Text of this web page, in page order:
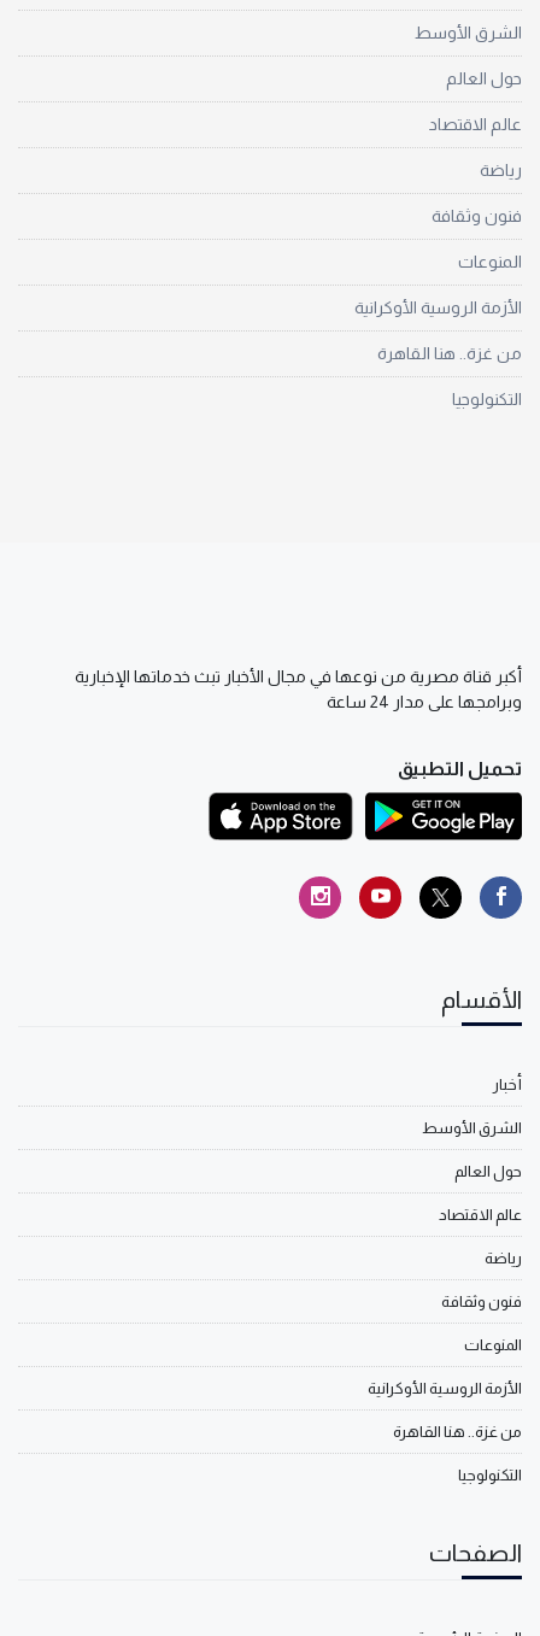
الشرق الأوسط
حول العالم
عالم الاقتصاد
رياضة
فنون وثقافة
المنوعات
الأزمة الروسية الأوكرانية
من غزة.. هنا القاهرة
التكنولوجيا
أكبر قناة مصرية من نوعها في مجال الأخبار تبث خدماتها الإخبارية
وبرامجها على مدار 24 ساعة
تحميل التطبيق
الأقسام
أخبار
الشرق الأوسط
حول العالم
عالم الاقتصاد
رياضة
فنون وثقافة
المنوعات
الأزمة الروسية الأوكرانية
من غزة.. هنا القاهرة
التكنولوجيا
الصفحات